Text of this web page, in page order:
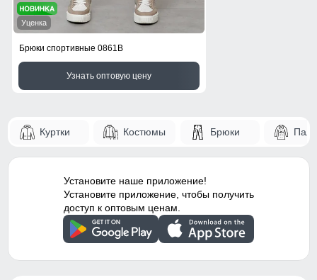
Уценка
Брюки спортивные 0861B
Узнать оптовую цену
Куртки Костюмы Брюки
Установите наше приложение!
Установите приложение, чтобы получить
доступ к оптовым ценам.